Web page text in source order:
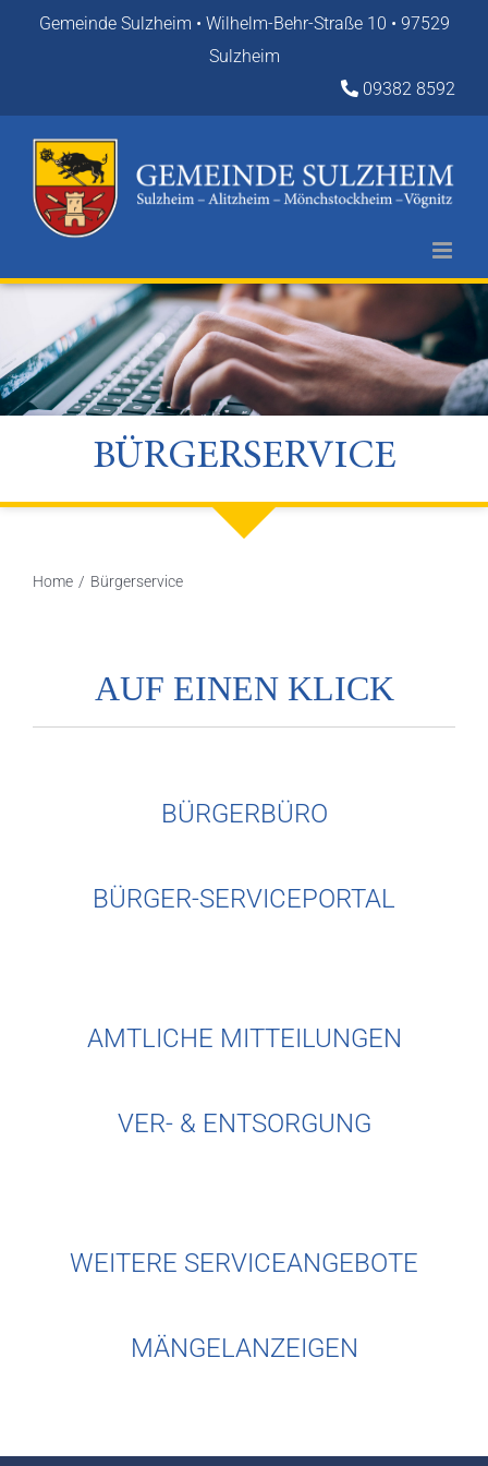
Gemeinde Sulzheim • Wilhelm-Behr-Straße 10 • 97529
Sulzheim
09382 8592
BÜRGERSERVICE
Home Bürgerservice
AUF EINEN KLICK
BÜRGERBÜRO
BÜRGER-SERVICEPORTAL
AMTLICHE MITTEILUNGEN
VER- & ENTSORGUNG
WEITERE SERVICEANGEBOTE
MÄNGELANZEIGEN